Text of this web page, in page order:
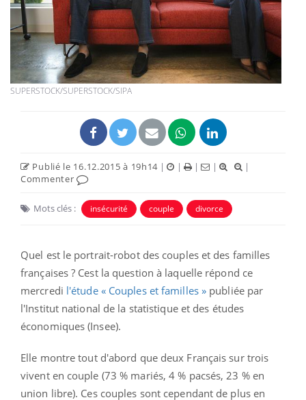
SUPERSTOCK/SUPERSTOCK/SIPA
Publié le 16.12.2015 à 19h14 | | | |
|
Commenter
Mots clés : insécurité couple divorce
Quel est le portrait-robot des couples et des familles
françaises ? Cest la question à laquelle répond ce
mercredi l'étude « Couples et familles » publiée par
l'Institut national de la statistique et des études
économiques (Insee).
Elle montre tout d'abord que deux Français sur trois
vivent en couple (73 % mariés, 4 % pacsés, 23 % en
union libre). Ces couples sont cependant de plus en